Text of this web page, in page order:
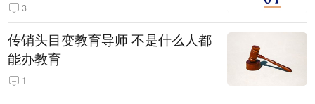
3
传销头目变教育导师 不是什么人都
能办教育
1